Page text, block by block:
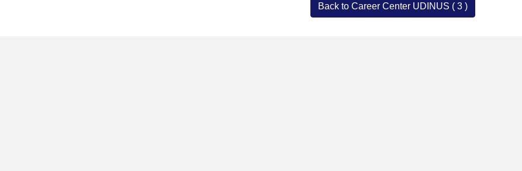
Back to Career Center UDINUS ( 3 )